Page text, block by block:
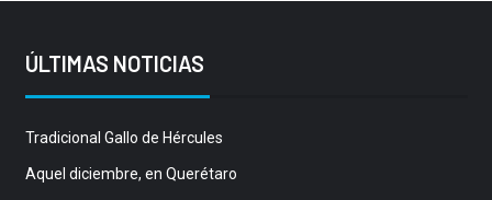
ÚLTIMAS NOTICIAS
Tradicional Gallo de Hércules
Aquel diciembre, en Querétaro